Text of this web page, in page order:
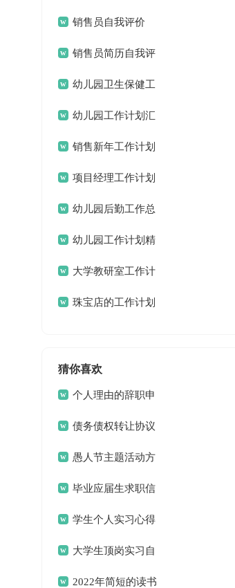
销售员自我评价
销售员简历自我评
价 幼儿园卫生保健工
作计划(15篇)
幼儿园工作计划汇
编15篇销售新年工作计划
项目经理工作计划
15篇幼儿园后勤工作总
结汇编15篇
幼儿园工作计划精
选15篇大学教研室工作计
划 珠宝店的工作计划
猜你喜欢
个人理由的辞职申
请书债务债权转让协议
愚人节主题活动方
案 毕业应届生求职信
13篇学生个人实习心得
体会大学生顶岗实习自
我总结2022年简短的读书